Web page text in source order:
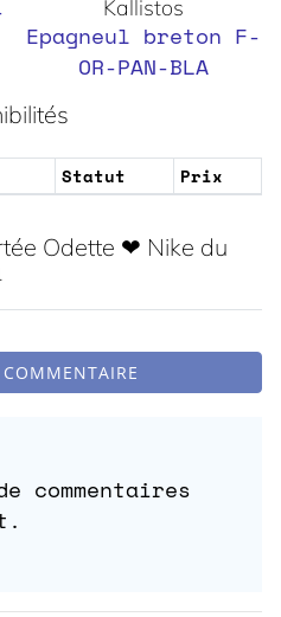
Kallistos
Epagneul breton F-
OR-PAN-BLA
Statut Prix
Odette ❤ Nike du
commentaires